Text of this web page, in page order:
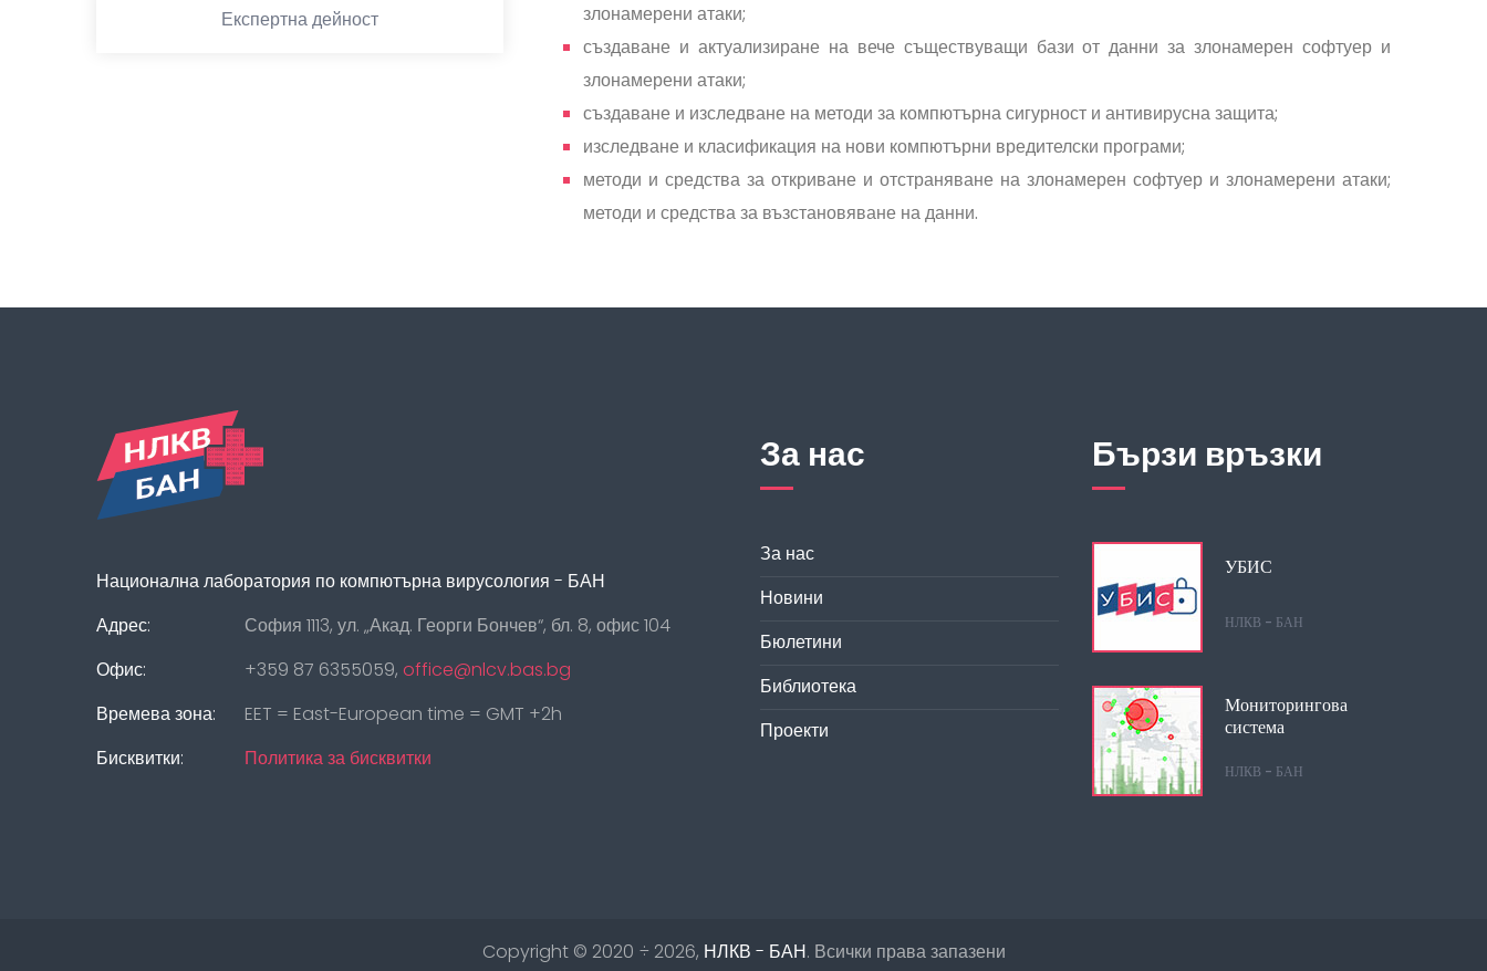
Експертна дейност
злонамерени атаки;
създаване и актуализиране на вече съществуващи бази от данни за злонамерен софтуер и
злонамерени атаки;
създаване и изследване на методи за компютърна сигурност и антивирусна защита;
изследване и класификация на нови компютърни вредителски програми;
методи и средства за откриване и отстраняване на злонамерен софтуер и злонамерени атаки;
методи и средства за възстановяване на данни.
Национална лаборатория по компютърна вирусология - БАН
Адрес:
София 1113, ул. „Акад. Георги Бончев“, бл. 8, офис 104
Офис:
+359 87 6355059, office@nlcv.bas.bg
Времева зона:
EET = East-European time = GMT +2h
Бисквитки:
Политика за бисквитки
За нас
За нас
Новини
Бюлетини
Библиотека
Проекти
Бързи връзки
УБИС
НЛКВ - БАН
Мониторингова
система
НЛКВ - БАН
Copyright © 2020 ÷ 2026, НЛКВ - БАН. Всички права запазени